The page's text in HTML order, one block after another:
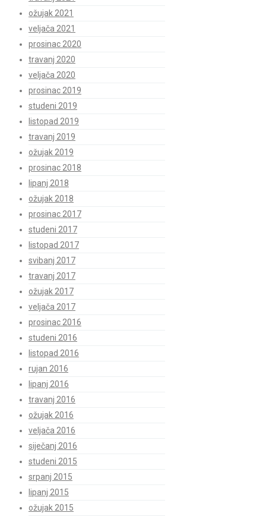
ožujak 2021
veljača 2021
prosinac 2020
travanj 2020
veljača 2020
prosinac 2019
studeni 2019
listopad 2019
travanj 2019
ožujak 2019
prosinac 2018
lipanj 2018
ožujak 2018
prosinac 2017
studeni 2017
listopad 2017
svibanj 2017
travanj 2017
ožujak 2017
veljača 2017
prosinac 2016
studeni 2016
listopad 2016
rujan 2016
lipanj 2016
travanj 2016
ožujak 2016
veljača 2016
siječanj 2016
studeni 2015
srpanj 2015
lipanj 2015
ožujak 2015